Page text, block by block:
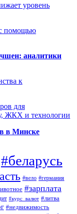
уровень
с помощью
аналитики
к
для
ЖКХ и технологии
в Минске
#беларусь
#вело #германия
#зарплата
#курс_валют #литва
#недвижимость